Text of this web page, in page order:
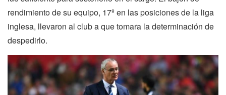
rendimiento de su equipo, 17º en las posiciones de la liga
inglesa, llevaron al club a que tomara la determinación de
despedirlo.